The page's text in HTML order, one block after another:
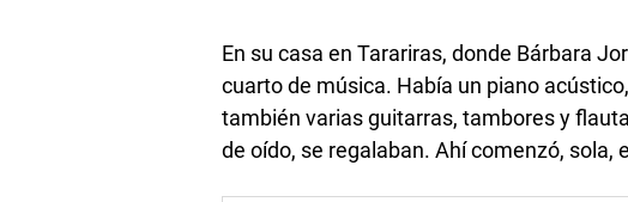
En su casa en Tarariras, donde Bárbara
cuarto de música. Había un piano
también varias guitarras, tambores y
de oído, se regalaban. Ahí comenzó, sola,